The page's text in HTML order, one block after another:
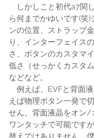
しかしこと初代a7関
ら何までかゆいです(笑)
ンの位置、ストラップ
り、インターフェイス
さ、ボタンのカスタマ
低さ（せっかくカスタム
などなど。
例えば、EVFと背面
えば物理ボタン一発で
せん。背面液晶をオン/
ワンタッチで可能です